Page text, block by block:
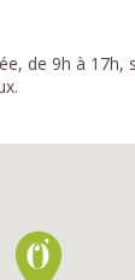
de 9h à 17h,